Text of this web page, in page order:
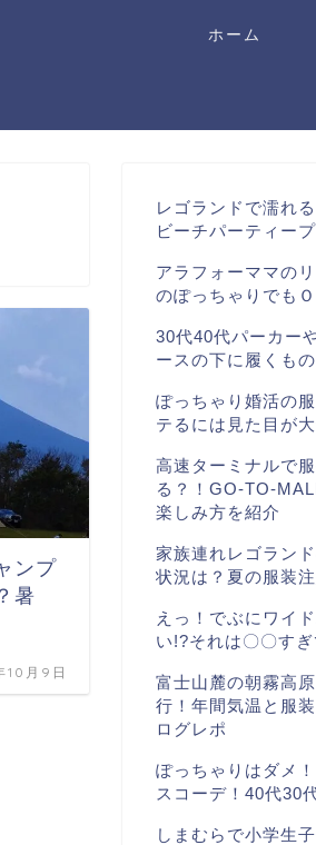
ホーム
ンプ
暑
10月9日
レゴランドで濡れ
ビーチパーティー
アラフォーママの
のぽっちゃりでも
30代40代パーカー
ースの下に履くも
ぽっちゃり婚活の
テるには見た目が
高速ターミナルで
る？！GO-TO-
楽しみ方を紹介
家族連れレゴラン
状況は？夏の服装
えっ！でぶにワイ
い!?それは〇〇すぎ
富士山麓の朝霧高
行！年間気温と服
ログレポ
ぽっちゃりはダメ
スコーデ！40代30
しまむらで小学生